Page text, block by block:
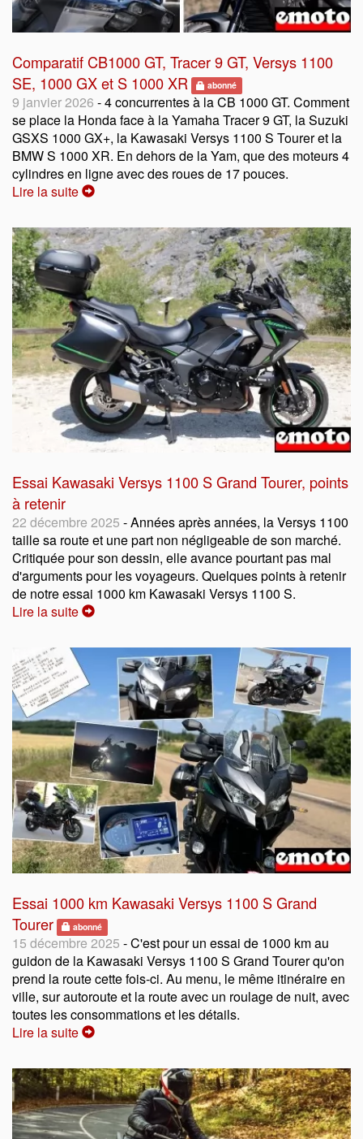
Comparatif CB1000 GT, Tracer 9 GT, Versys 1100
SE, 1000 GX et S 1000 XR
abonné
9 janvier 2026 - 4 concurrentes à la CB 1000 GT. Comment
se place la Honda face à la Yamaha Tracer 9 GT, la Suzuki
GSXS 1000 GX+, la Kawasaki Versys 1100 S Tourer et la
BMW S 1000 XR. En dehors de la Yam, que des moteurs 4
cylindres en ligne avec des roues de 17 pouces.
Lire la suite
Essai Kawasaki Versys 1100 S Grand Tourer, points
à retenir
22 décembre 2025 - Années après années, la Versys 1100
taille sa route et une part non négligeable de son marché.
Critiquée pour son dessin, elle avance pourtant pas mal
d'arguments pour les voyageurs. Quelques points à retenir
de notre essai 1000 km Kawasaki Versys 1100 S.
Lire la suite
Essai 1000 km Kawasaki Versys 1100 S Grand
Tourer
abonné
15 décembre 2025 - C'est pour un essai de 1000 km au
guidon de la Kawasaki Versys 1100 S Grand Tourer qu'on
prend la route cette fois-ci. Au menu, le même itinéraire en
ville, sur autoroute et la route avec un roulage de nuit, avec
toutes les consommations et les détails.
Lire la suite